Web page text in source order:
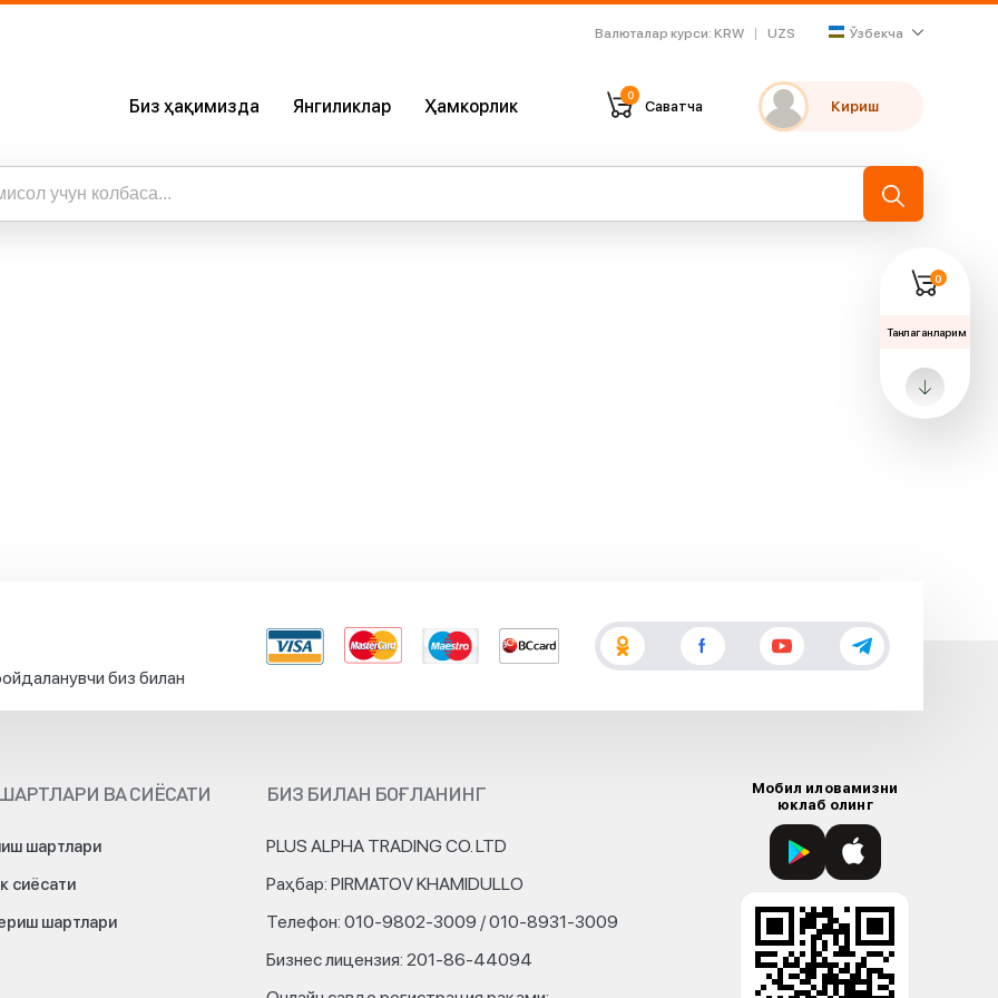
Валюталар курси: KRW UZS Ўзбекча
Биз ҳақимизда
Биз Ҳақимизда
Сертификатлар
Янгиликлар Ҳамкорлик
0
Саватча Кириш
биз билан
ВА СИЁСАТИ
шартлари
сиёсати
шартлари
БИЗ БИЛАН БОҒЛАНИНГ
PLUS ALPHA TRADING CO. LTD
Раҳбар: PIRMATOV KHAMIDULLO
Телефон: 010-9802-3009 / 010-8931-3009
Бизнес лицензия: 201-86-44094
Мобил иловамизни
юклаб олинг
0
Танлаганларим